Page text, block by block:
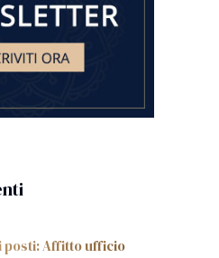
posti: Affitto ufficio